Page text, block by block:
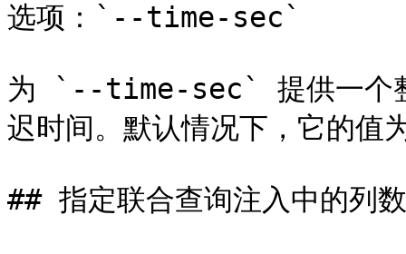
选项：`--time-sec`
为 `--time-sec` 提供一个整
迟时间。默认情况下，它的
## 指定联合查询注入中的列数